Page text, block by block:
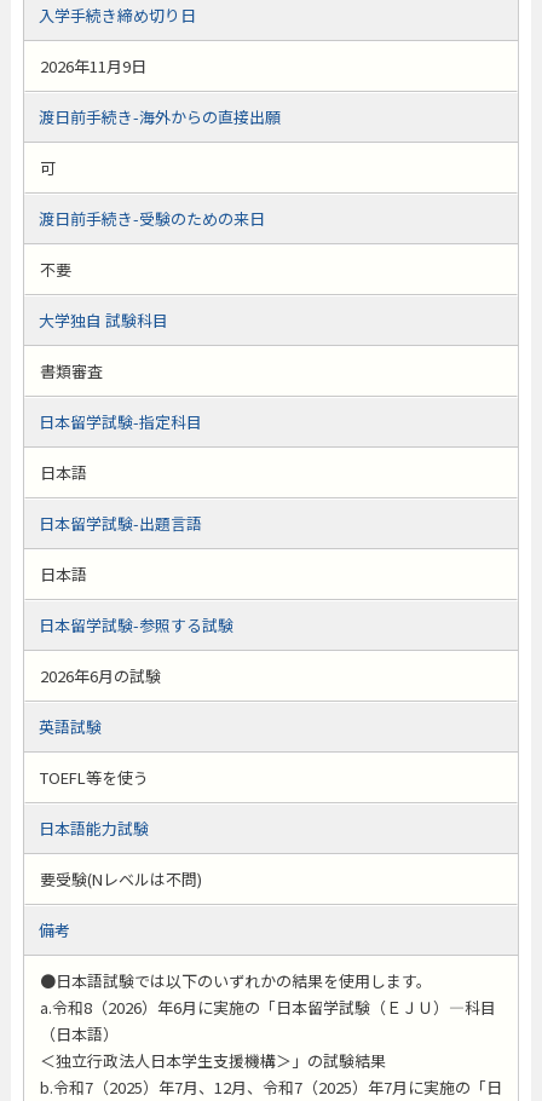
入学手続き締め切り日
2026年11月9日
渡日前手続き-海外からの直接出願
可
渡日前手続き-受験のための来日
不要
大学独自 試験科目
書類審査
日本留学試験-指定科目
日本語
日本留学試験-出題言語
日本語
日本留学試験-参照する試験
2026年6月の試験
英語試験
TOEFL等を使う
日本語能力試験
要受験(Nレベルは不問)
備考
●日本語試験では以下のいずれかの結果を使用します。
a.令和8（2026）年6月に実施の「日本留学試験（ＥＪＵ）―科目
（日本語）
＜独立行政法人日本学生支援機構＞」の試験結果
b.令和7（2025）年7月、12月、令和7（2025）年7月に実施の「日